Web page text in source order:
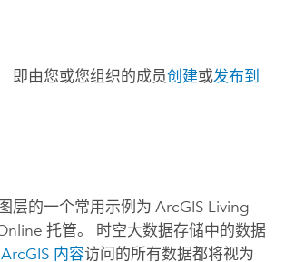
即由您或您组织的成员创建或发布到
层的一个常用示例为ArcGIS Living
托管。 时空大数据存储中的数据
ArcGIS 内容访问的所有数据都将视为